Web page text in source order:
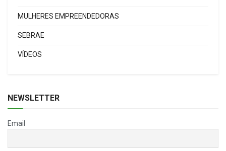
MULHERES EMPREENDEDORAS
SEBRAE
VÍDEOS
NEWSLETTER
Email